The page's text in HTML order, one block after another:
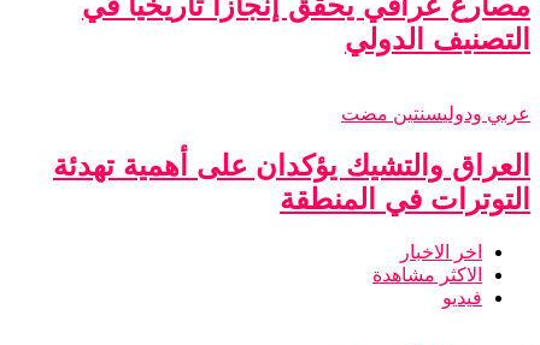
التصنيف الدولي
عربي ودوليسنتين مضت
العراق والتشيك يؤكدان على أهمية تهدئة
التوترات في المنطقة
اخر الاخبار
الاكثر مشاهدة
فيديو